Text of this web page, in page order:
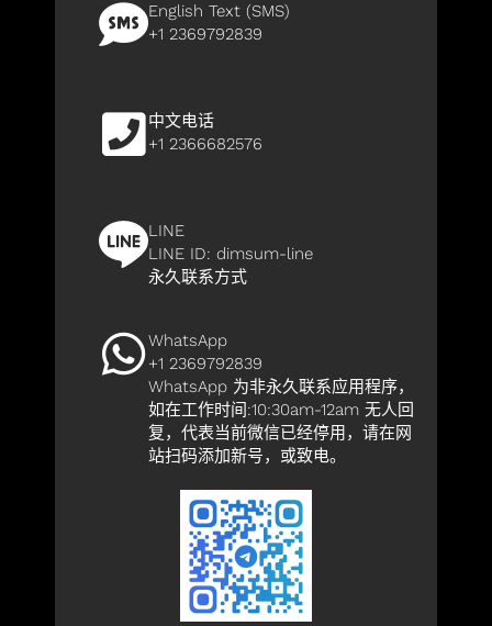
English Text (SMS)
+1 2369792839
中文电话
+1 2366682576
LINE
LINE ID: dimsum-line
永久联系方式
WhatsApp
+1 2369792839
WhatsApp 为非永久联系应用程序，
如在工作时间:10:30am-12am 无人回
复，代表当前微信已经停用，请在网
站扫码添加新号，或致电。